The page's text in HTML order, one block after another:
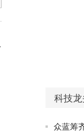
众蓝筹